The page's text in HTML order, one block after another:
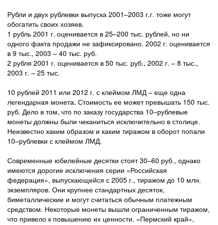
Рубли и двух рублевки выпуска 2001–2003 г.г. тоже могут
обогатить своих хозяев.
1 рубль 2001 г. оценивается в 25–200 тыс. рублей, но ни
одного факта продажи не зафиксировано. 2002 г. оценивается
в 9 тыс., 2003 – 40 тыс. руб.
2 рубля 2001 г. оценивается в 50 тыс. руб., 2002 г. – 8 тыс.,
2003 г. – 25 тыс.
10 рублей 2011 или 2012 г. с клеймом ЛМД – еще одна
легендарная монета. Стоимость ее может превышать 150 тыс.
руб. Дело в том, что по заказу государства 10–рублевые
монеты должны были чеканиться исключительно в столице.
Неизвестно каким образом и каким тиражом в оборот попали
10–рублевки с клеймом ЛМД.
Современные юбилейные десятки стоят 30–60 руб., однако
имеются дорогие исключения серии «Российская
федерация», выпускающейся с 2005 г., тиражом до 10 млн.
экземпляров. Они крупнее стандартных десяток,
биметаллические и могут считаться обычным платежным
средством. Некоторые монеты вышли ограниченным тиражом,
что привело к повышению их ценности. «Пермский край»,